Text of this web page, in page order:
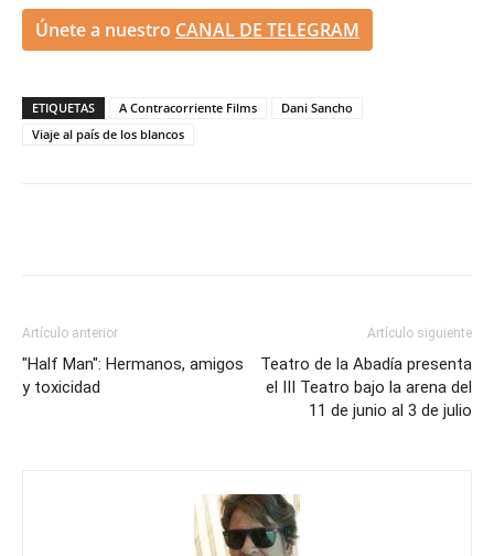
Únete a nuestro CANAL DE TELEGRAM
ETIQUETAS A Contracorriente Films
Dani Sancho
Viaje al país de los blancos
Artículo anterior
"Half Man": Hermanos, amigos
y toxicidad
Artículo siguiente
Teatro de la Abadía presenta
el III Teatro bajo la arena del
11 de junio al 3 de julio